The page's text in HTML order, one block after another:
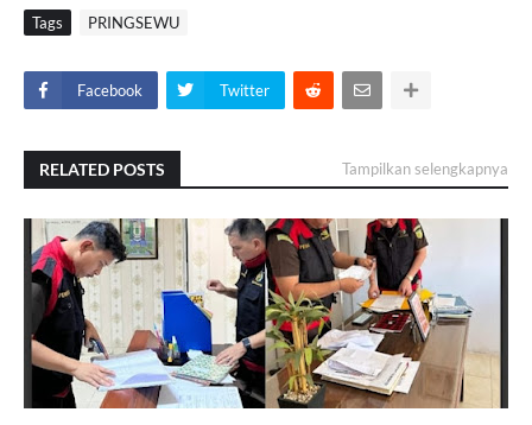
Tags PRINGSEWU
Facebook Twitter
RELATED POSTS Tampilkan selengkapnya